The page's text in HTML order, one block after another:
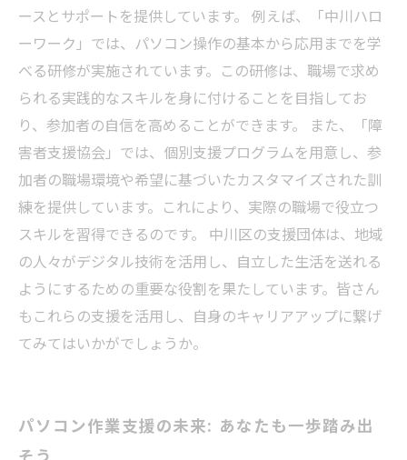
ースとサポートを提供しています。 例えば、「中川ハロ
ーワーク」では、パソコン操作の基本から応用までを学
べる研修が実施されています。この研修は、職場で求め
られる実践的なスキルを身に付けることを目指してお
り、参加者の自信を高めることができます。 また、「障
害者支援協会」では、個別支援プログラムを用意し、参
加者の職場環境や希望に基づいたカスタマイズされた訓
練を提供しています。これにより、実際の職場で役立つ
スキルを習得できるのです。 中川区の支援団体は、地域
の人々がデジタル技術を活用し、自立した生活を送れる
ようにするための重要な役割を果たしています。皆さん
もこれらの支援を活用し、自身のキャリアアップに繋げ
てみてはいかがでしょうか。
パソコン作業支援の未来: あなたも一歩踏み出
そう